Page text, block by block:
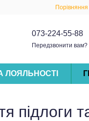
Порівняння
073-224-55-88
Передзвонити вам?
ЛОЯЛЬНОСТІ
підлоги